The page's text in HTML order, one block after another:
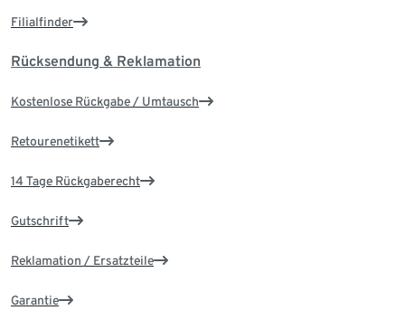
Filialfinder
Rücksendung & Reklamation
Kostenlose Rückgabe / Umtausch
Retourenetikett
14 Tage Rückgaberecht
Gutschrift
Reklamation / Ersatzteile
Garantie